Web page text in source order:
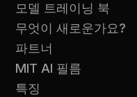
모델 트레이닝 북
무엇이 새로운가요?
파트너
MIT AI 필름
특징